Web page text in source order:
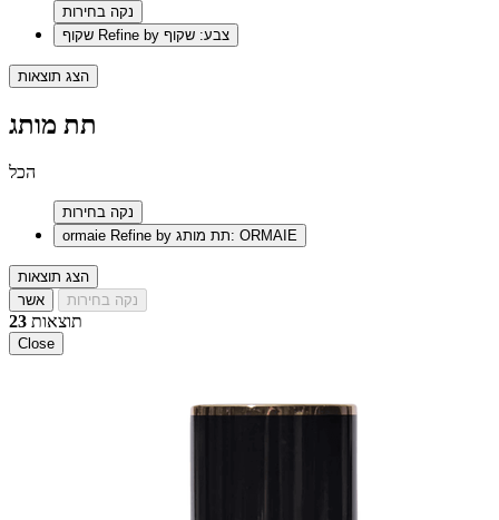
נקה בחירות
Refine by צבע: שקוף
הצג תוצאות
תת מותג
הכל
נקה בחירות
ormaie
Refine by תת מותג: ORMAIE
הצג תוצאות
אשר
נקה בחירות
23 תוצאות
Close